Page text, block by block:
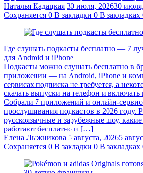
Наталья Кадацкая 30 июля, 202630
Сохраняется 0 В закладки 0 В закладках
Где слушать подкасты бесплатно — 7
для Android и iPhone
Подкасты можно слушать бесплатно в
приложении — на Android, iPhone и
сервисах подписка не требуется, а
скачать выпуски на телефон и включать
Собрали 7 приложений и онлайн-
прослушивания подкастов в 2026 году.
русскоязычные и зарубежные шоу,
работают бесплатно и […]
Елена Лыжникова 5 августа, 20265
Сохраняется 0 В закладки 0 В закладках